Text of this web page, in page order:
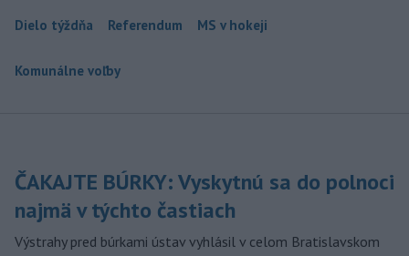
Dielo týždňa Referendum MS v hokeji
Komunálne voľby
ČAKAJTE BÚRKY: Vyskytnú sa do polnoci
najmä v týchto častiach
Výstrahy pred búrkami ústav vyhlásil v celom Bratislavskom